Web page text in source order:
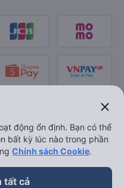
close
động ổn định. Bạn có thể
bất kỳ lúc nào trong phần
Chính sách Cookie.
tất cả